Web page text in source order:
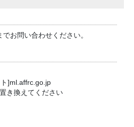
でお問い合わせください。
]ml.affrc.go.jp
き換えてください